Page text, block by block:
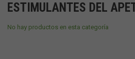
ESTIMULANTES DEL
No hay productos en esta categoría